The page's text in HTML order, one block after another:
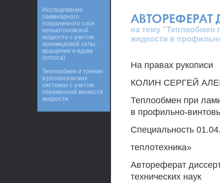
АВТОРЕФЕРАТ
на тему "Теплообмен
жидкости в
На правах рукописи
КОЛИН СЕРГЕЙ
Теплообмен при
в профильно-
Специальность
теплотехника»
Автореферат
технических наук
Исследование
ламинарного
пограничного слоя
неньютоновской
жидкости с учетом
архимедовой силы,
вращения и вдува
(отсоса)
Теплообмен и трение
в реологических
системах с учетом
переменной вязкости
жидкости